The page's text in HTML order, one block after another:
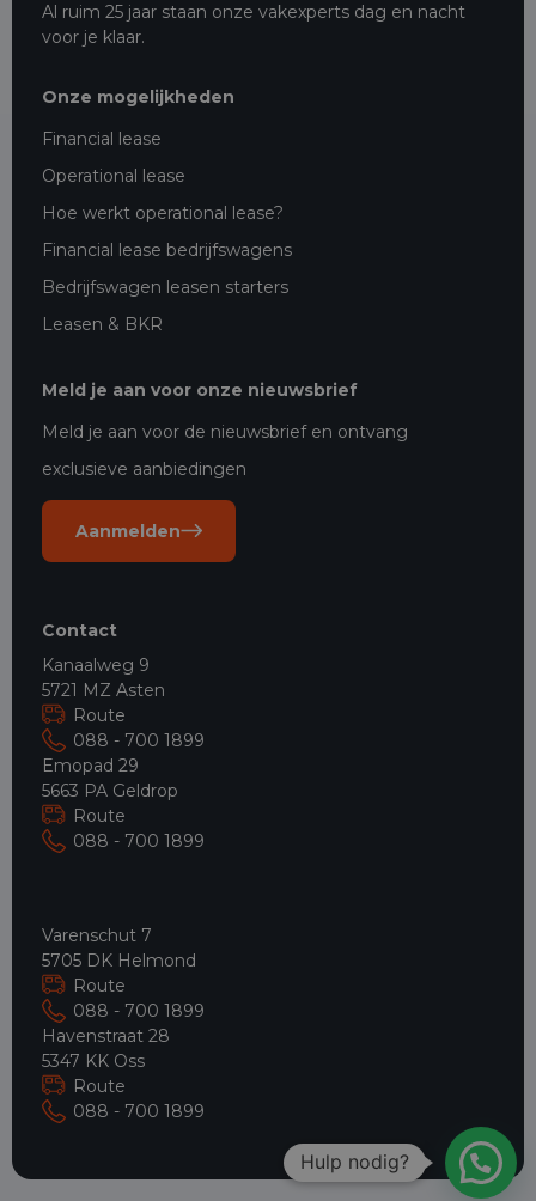
Al ruim 25 jaar staan onze vakexperts dag en nacht
voor je klaar.
Onze mogelijkheden
Financial lease
Operational lease
Hoe werkt operational lease?
Financial lease bedrijfswagens
Bedrijfswagen leasen starters
Leasen & BKR
Meld je aan voor onze nieuwsbrief
Meld je aan voor de nieuwsbrief en ontvang
exclusieve aanbiedingen
Aanmelden
Contact
Kanaalweg 9
5721 MZ Asten
Route
088 - 700 1899
Emopad 29
5663 PA Geldrop
Route
088 - 700 1899
Varenschut 7
5705 DK Helmond
Route
088 - 700 1899
Havenstraat 28
5347 KK Oss
Route
088 - 700 1899
Hulp nodig?